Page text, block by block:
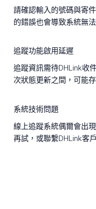
請確認輸入的號碼與寄
的錯誤也會導致系統無
追蹤功能啟用延遲
追蹤資訊需待DHLink收
次狀態更新之間，可能
系統技術問題
線上追蹤系統偶爾會出
再試，或聯繫DHLink客